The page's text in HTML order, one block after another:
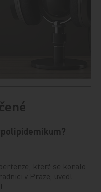
které se konalo
v Praze, uvedl